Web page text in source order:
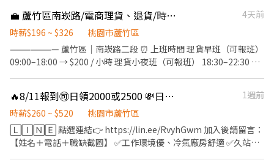
▃▃▃▃▃▃▃▃▃▃▃▃▃▃▃▃ ⭐️可現金 日領全薪 周領最高1
萬 ⭐️穩定加班 供住宿 免伙食 ⭐️休假:周休二日(多班可選) ⭐️工作地點:
大園 蘆竹 湖口 ⭐️交通車地點:桃園 中壢 內壢 平鎮.
▃▃▃▃▃▃▃▃▃▃▃▃▃▃▃▃ #提供住宿 #高額週領一萬 #現
話：0906825976 專員：威先生 https://lin.ee/5eFUoLO
💼 蘆竹區南崁路/電商理貨、退貨/時薪200/固定早班/空調倉/民生用品
4天前
時薪$196 ~ $326
桃園市蘆竹區
——————— 蘆竹區｜南崁路二段 ⏰ 上班時間 理貨早班（可報班）
09:00–18:00 → $200 / 小時 理貨小夜班（可報班） 18:30–22:30 →
報。 3.條碼掃描（PDA）及資料核對 4.配合現場作業及主管交辦事
項 理貨B班:固定休一二（空調） 理貨C班:固定休三四（空調） 💼 工
作內容 QC / 揀貨 / 刷條碼 🍱 用餐：外出自理 ——————— 洽詢專
線： 0978.838.389 楊小姐 (可加好友洽詢)
🔥8/11報到🉑️日領2000或2500 💸日210中240夜260加班多🍱供餐
1週前
時薪$260 ~ $520
桃園市蘆竹區
🄻🄸🄽🄴 點選連結👉 https://lin.ee/RvyhGwm 加入後請留言：
【姓名＋電話＋職缺截圖】 ✅工作環境優、冷氣廠房舒適 ✅久站久